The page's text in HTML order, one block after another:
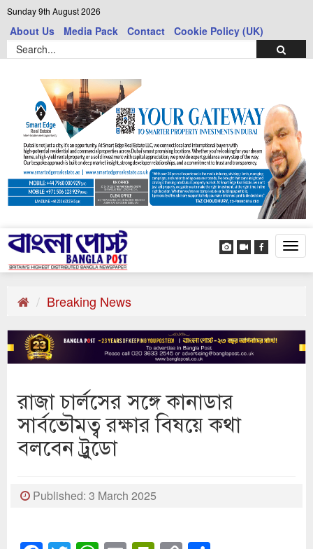
Sunday 9th August 2026
About Us Media Pack Contact Cookie Policy (UK)
Breaking News
রাজা চার্লসের সঙ্গে কানাডার
সার্বভৌমত্ব রক্ষার বিষয়ে কথা
বলবেন ট্রুডো
Published: 3 March 2025